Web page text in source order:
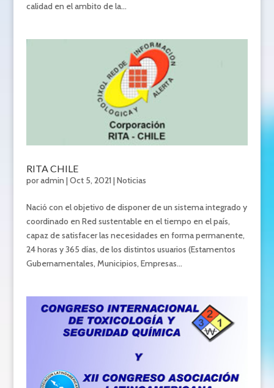
calidad en el ambito de la...
RITA CHILE
poradmin |Oct 5, 2021|Noticias
Nació con el objetivo de disponer de un sistema integrado y
coordinado en Red sustentable en el tiempo en el país,
capaz de satisfacer las necesidades en forma permanente,
24 horas y 365 días, de los distintos usuarios (Estamentos
Gubernamentales, Municipios, Empresas...